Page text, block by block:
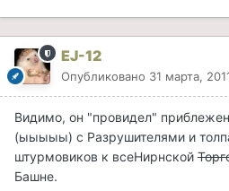
EJ-12
Опубликовано 31 марта,
Видимо, он "провидел"
(ыыыыы) с Разрушителями и
штурмовиков к всеНирнской
Башне.